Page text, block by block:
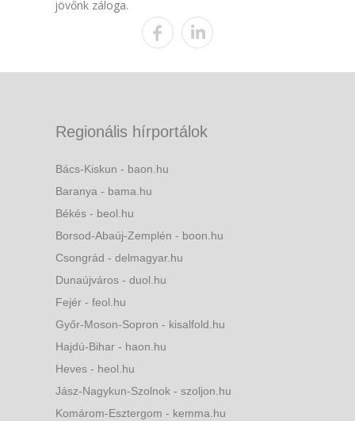
jövőnk záloga.
Regionális hírportálok
Bács-Kiskun - baon.hu
Baranya - bama.hu
Békés - beol.hu
Borsod-Abaúj-Zemplén - boon.hu
Csongrád - delmagyar.hu
Dunaújváros - duol.hu
Fejér - feol.hu
Győr-Moson-Sopron - kisalfold.hu
Hajdú-Bihar - haon.hu
Heves - heol.hu
Jász-Nagykun-Szolnok - szoljon.hu
Komárom-Esztergom - kemma.hu